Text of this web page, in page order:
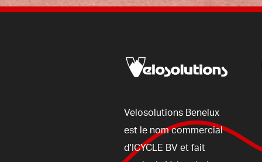
Velosolutions Benelux
est le nom commercial
d'ICYCLE BV et fait